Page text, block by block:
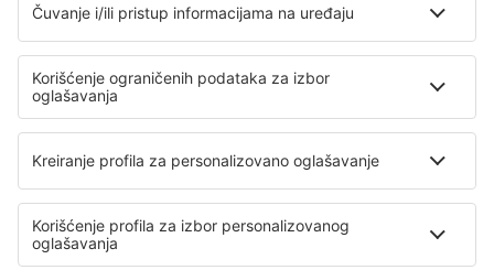
Smeštaj
Let+Hotel
Hoteli
Transferi
Atrakcije
Sportski događaji
Saznaj više
Mobilna aplikacija